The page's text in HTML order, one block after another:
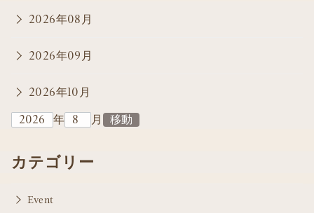
2026年08月
2026年09月
2026年10月
年
月
カテゴリー
Event